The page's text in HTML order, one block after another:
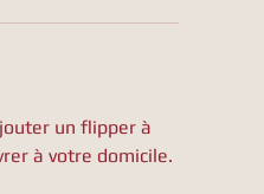
un flipper à
à votre domicile.